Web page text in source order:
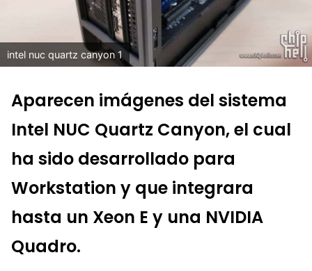
intel nuc quartz canyon 1
Aparecen imágenes del sistema
Intel NUC Quartz Canyon, el cual
ha sido desarrollado para
Workstation y que integrara
hasta un Xeon E y una NVIDIA
Quadro.